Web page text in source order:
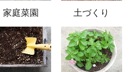
家庭菜園 土づくり